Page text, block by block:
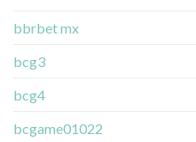
bbrbet mx
bcg3
bcg4
bcgame01022